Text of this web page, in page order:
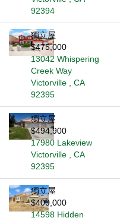
92394
獨立屋
$475,000
13042 Whispering
Creek Way
Victorville , CA
92395
獨立屋
$494,900
17980 Lakeview
Victorville , CA
92395
獨立屋
$400,000
14598 Hidden